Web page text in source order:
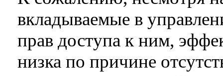
вкладываемые в
прав доступа к ним,
низка по причине